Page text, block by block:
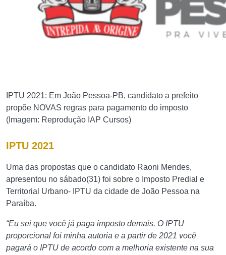
IPTU 2021: Em João Pessoa-PB, candidato a prefeito
propõe NOVAS regras para pagamento do imposto
(Imagem: Reprodução IAP Cursos)
IPTU 2021
Uma das propostas que o candidato Raoni Mendes,
apresentou no sábado(31) foi sobre o Imposto Predial e
Territorial Urbano- IPTU da cidade de João Pessoa na
Paraíba.
“Eu sei que você já paga imposto demais. O IPTU
proporcional foi minha autoria e a partir de 2021 você
pagará o IPTU de acordo com a melhoria existente na sua